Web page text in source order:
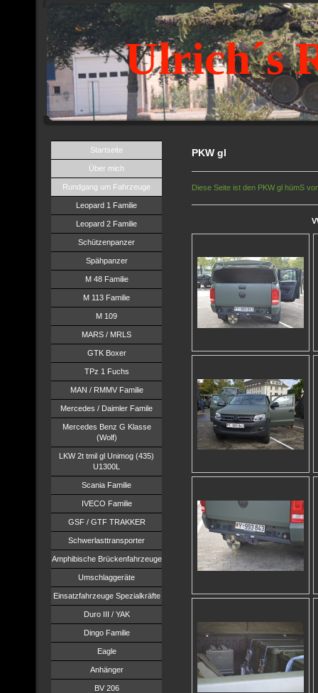
Ulrich´s
Startseite
Über mich
Rundgang um Fahrzeuge
Leopard 1 Familie
Leopard 2 Familie
Schützenpanzer
Spähpanzer
M 48 Familie
M 113 Familie
M 109
MARS / MRLS
GTK Boxer
TPz 1 Fuchs
MAN / RMMV Familie
Mercedes / Daimler Famile
Mercedes Benz G Klasse
(Wolf)
LKW 2t tmil gl Unimog (435)
U1300L
Scania Familie
IVECO Familie
GSF / GTF TRAKKER
Schwerlasttransporter
Amphibische Brückenfahrzeuge
Umschlaggeräte
Einsatzfahrzeuge Spezialkräfte
Duro III / YAK
Dingo Familie
Eagle
Anhänger
BV 206
PKW gl
Diese Seite ist den PKW gl hümS